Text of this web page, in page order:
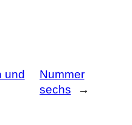
und
Nummer
sechs
→